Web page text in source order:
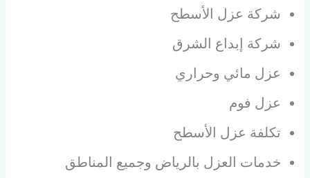
شركة عزل الأسطح
شركة إبداع الشرق
عزل مائي وحراري
عزل فوم
تكلفة عزل الأسطح
خدمات العزل بالرياض وجميع المناطق